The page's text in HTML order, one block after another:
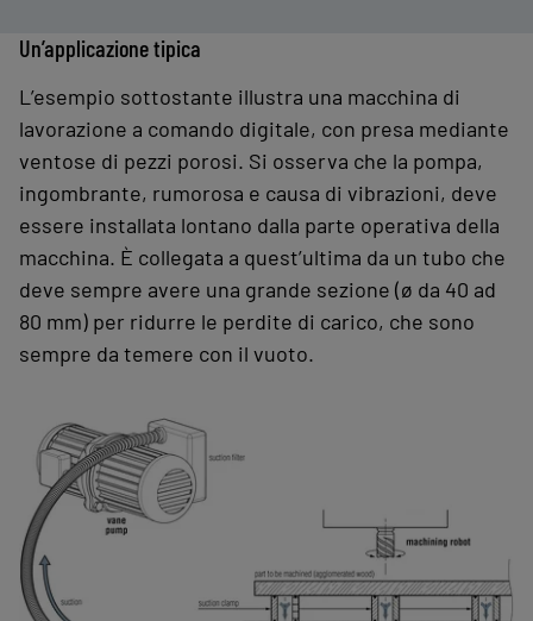
Un’applicazione tipica
L’esempio sottostante illustra una macchina di
lavorazione a comando digitale, con presa mediante
ventose di pezzi porosi. Si osserva che la pompa,
ingombrante, rumorosa e causa di vibrazioni, deve
essere installata lontano dalla parte operativa della
macchina. È collegata a quest’ultima da un tubo che
deve sempre avere una grande sezione (ø da 40 ad
80 mm) per ridurre le perdite di carico, che sono
sempre da temere con il vuoto.